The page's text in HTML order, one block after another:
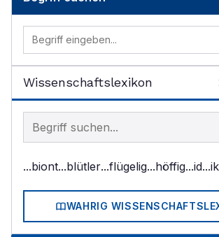
Wissenschaftslexikon
Begriff im Lexikon suchen
...biont...blütler...flügelig...höffig...id...ik
WAHRIG